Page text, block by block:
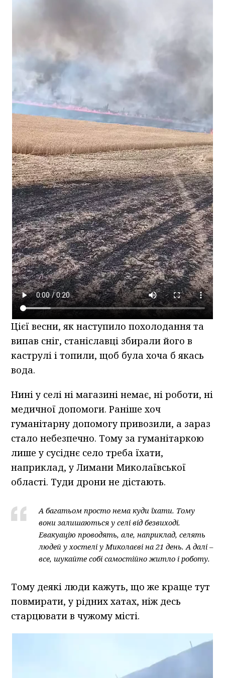
Цієї весни, як наступило похолодання та
випав сніг, станіславці збирали його в
каструлі і топили, щоб була хоча б якась
вода.
Нині у селі ні магазині немає, ні роботи, ні
медичної допомоги. Раніше хоч
гуманітарну допомогу привозили, а зараз
стало небезпечно. Тому за гуманітаркою
лише у сусіднє село треба їхати,
наприклад, у Лимани Миколаївської
області. Туди дрони не дістають.
А багатьом просто нема куди їхати. Тому
вони залишаються у селі від безвиході.
Евакуацію проводять, але, наприклад, селять
людей у хостелі у Миколаєві на 21 день. А далі –
все, шукайте собі самостійно житло і роботу.
Тому деякі люди кажуть, що же краще тут
повмирати, у рідних хатах, ніж десь
старцювати в чужому місті.